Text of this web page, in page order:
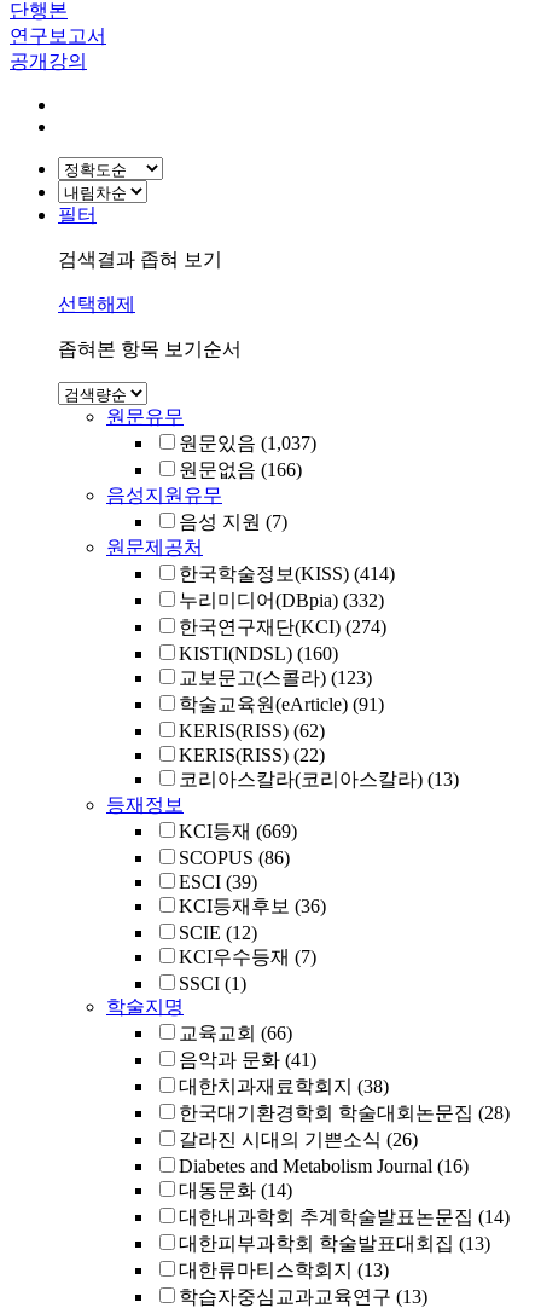
단행본
연구보고서
공개강의
필터
검색결과 좁혀 보기
선택해제
좁혀본 항목 보기순서
원문유무
원문있음 (1,037)
원문없음 (166)
음성지원유무
음성 지원 (7)
원문제공처
한국학술정보(KISS) (414)
누리미디어(DBpia) (332)
한국연구재단(KCI) (274)
KISTI(NDSL) (160)
교보문고(스콜라) (123)
학술교육원(eArticle) (91)
KERIS(RISS) (62)
KERIS(RISS) (22)
코리아스칼라(코리아스칼라) (13)
등재정보
KCI등재 (669)
SCOPUS (86)
ESCI (39)
KCI등재후보 (36)
SCIE (12)
KCI우수등재 (7)
SSCI (1)
학술지명
교육교회 (66)
음악과 문화 (41)
대한치과재료학회지 (38)
한국대기환경학회 학술대회논문집 (28)
갈라진 시대의 기쁜소식 (26)
Diabetes and Metabolism Journal (16)
대동문화 (14)
대한내과학회 추계학술발표논문집 (14)
대한피부과학회 학술발표대회집 (13)
대한류마티스학회지 (13)
학습자중심교과교육연구 (13)